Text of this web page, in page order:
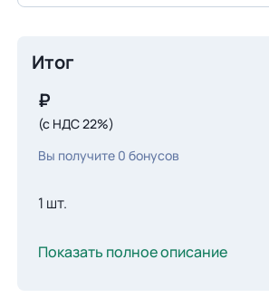
Итог
₽
(с НДС 22%)
Вы получите 0 бонусов
1 шт.
Показать полное описание